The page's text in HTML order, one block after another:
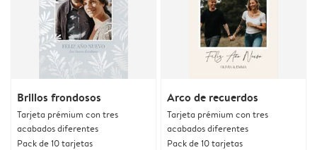
Brillos frondosos
Tarjeta prémium con tres
acabados diferentes
Pack de 10 tarjetas
Arco de recuerdos
Tarjeta prémium con tres
acabados diferentes
Pack de 10 tarjetas